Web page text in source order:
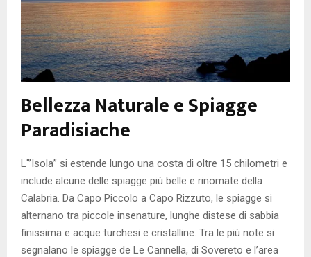
Bellezza Naturale e Spiagge
Paradisiache
L'”Isola” si estende lungo una costa di oltre 15 chilometri e
include alcune delle spiagge più belle e rinomate della
Calabria. Da Capo Piccolo a Capo Rizzuto, le spiagge si
alternano tra piccole insenature, lunghe distese di sabbia
finissima e acque turchesi e cristalline. Tra le più note si
segnalano le spiagge de Le Cannella, di Sovereto e l’area